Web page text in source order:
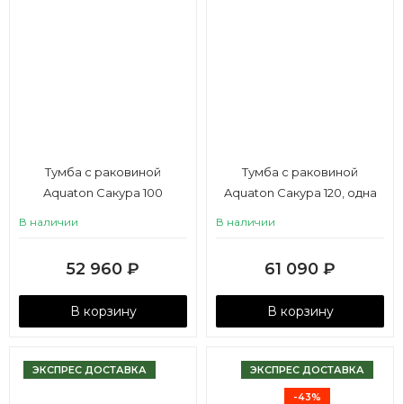
Тумба с раковиной
Aquaton Сакура 100
В наличии
52 960 ₽
В корзину
Тумба с раковиной
Aquaton Сакура 120, одна
В наличии
61 090 ₽
В корзину
ЭКСПРЕС ДОСТАВКА ЭКСПРЕС ДОСТАВКА
-43%